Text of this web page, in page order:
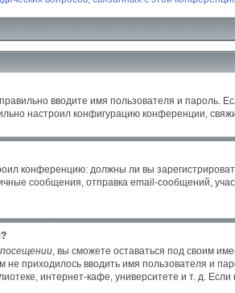
вводите имя пользователя и
настроил конфигурацию конференции,
конференцию: должны ли вы
сообщения, отправка email-сообщений,
, вы сможете оставаться под своим
не приходилось вводить имя пользователя и
интернет-кафе, университете и т. д. Если